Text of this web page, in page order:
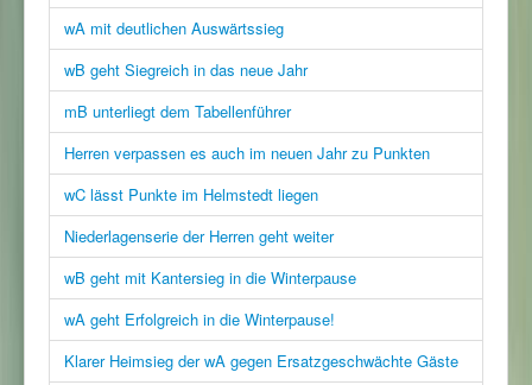
wA mit deutlichen Auswärtssieg
wB geht Siegreich in das neue Jahr
mB unterliegt dem Tabellenführer
Herren verpassen es auch im neuen Jahr zu Punkten
wC lässt Punkte im Helmstedt liegen
Niederlagenserie der Herren geht weiter
wB geht mit Kantersieg in die Winterpause
wA geht Erfolgreich in die Winterpause!
Klarer Heimsieg der wA gegen Ersatzgeschwächte Gäste